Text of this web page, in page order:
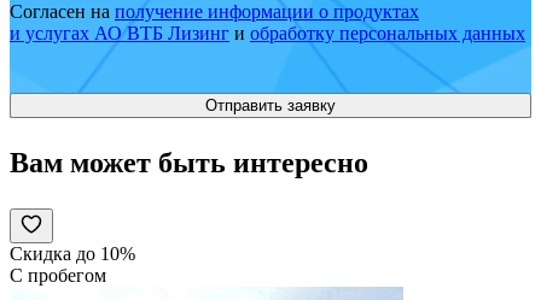
Согласен на получение информации о продуктах
и услугах АО ВТБ Лизинг и обработку персональных данных
Вам может быть интересно
Скидка до 10%
С пробегом